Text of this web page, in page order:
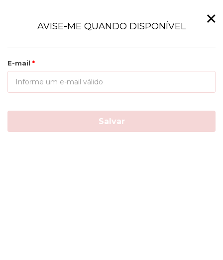
×
AVISE-ME QUANDO DISPONÍVEL
E-mail
Salvar